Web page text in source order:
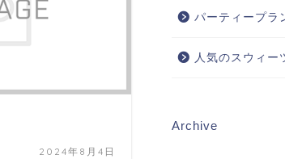
2024年8月4日
パーティープラ
人気のスウィー
Archive